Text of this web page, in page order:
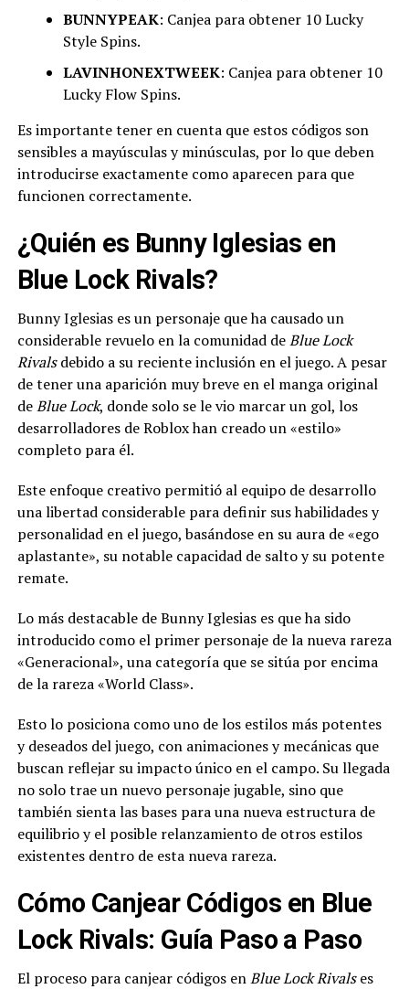
BUNNYPEAK: Canjea para obtener 10 Lucky
Style Spins.
LAVINHONEXTWEEK: Canjea para obtener 10
Lucky Flow Spins.
Es importante tener en cuenta que estos códigos son
sensibles a mayúsculas y minúsculas, por lo que deben
introducirse exactamente como aparecen para que
funcionen correctamente.
¿Quién es Bunny Iglesias en
Blue Lock Rivals?
Bunny Iglesias es un personaje que ha causado un
considerable revuelo en la comunidad deBlue Lock
Rivalsdebido a su reciente inclusión en el juego. A pesar
de tener una aparición muy breve en el manga original
deBlue Lock, donde solo se le vio marcar un gol, los
desarrolladores de Roblox han creado un «estilo»
completo para él.
Este enfoque creativo permitió al equipo de desarrollo
una libertad considerable para definir sus habilidades y
personalidad en el juego, basándose en su aura de «ego
aplastante», su notable capacidad de salto y su potente
remate.
Lo más destacable de Bunny Iglesias es que ha sido
introducido como el primer personaje de la nueva rareza
«Generacional», una categoría que se sitúa por encima
de la rareza «World Class».
Esto lo posiciona como uno de los estilos más potentes
y deseados del juego, con animaciones y mecánicas que
buscan reflejar su impacto único en el campo. Su llegada
no solo trae un nuevo personaje jugable, sino que
también sienta las bases para una nueva estructura de
equilibrio y el posible relanzamiento de otros estilos
existentes dentro de esta nueva rareza.
Cómo Canjear Códigos en Blue
Lock Rivals: Guía Paso a Paso
El proceso para canjear códigos enBlue Lock Rivalses